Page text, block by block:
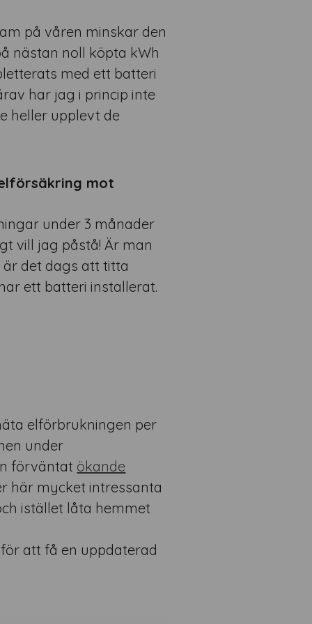
på våren minskar den
nästan noll köpta kWh
med ett batteri
har jag i princip inte
heller upplevt de
mot
under 3 månader
vill jag påstå! Är man
det dags att titta
ett batteri installerat.
elförbrukningen per
under
förväntat ökande
här mycket intressanta
istället låta hemmet
för att få en uppdaterad